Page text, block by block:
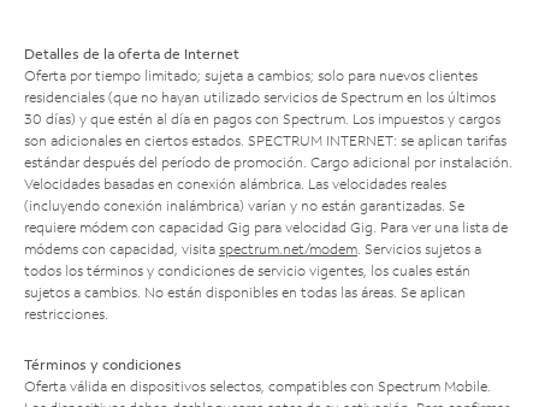
Detalles de la oferta de Internet
Oferta por tiempo limitado; sujeta a cambios; solo para nuevos clientes
residenciales (que no hayan utilizado servicios de Spectrum en los últimos
30 días) y que estén al día en pagos con Spectrum. Los impuestos y cargos
son adicionales en ciertos estados. SPECTRUM INTERNET: se aplican tarifas
estándar después del período de promoción. Cargo adicional por instalación.
Velocidades basadas en conexión alámbrica. Las velocidades reales
(incluyendo conexión inalámbrica) varían y no están garantizadas. Se
requiere módem con capacidad Gig para velocidad Gig. Para ver una lista de
módems con capacidad, visita spectrum.net/modem . Servicios sujetos a
todos los términos y condiciones de servicio vigentes, los cuales están
sujetos a cambios. No están disponibles en todas las áreas. Se aplican
restricciones.
Términos y condiciones
Oferta válida en dispositivos selectos, compatibles con Spectrum Mobile.